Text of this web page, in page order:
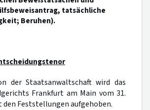
tatsächliche
Beruhen).
der Staatsanwaltschaft wird das
Frankfurt am Main vom 31.
den Feststellungen aufgehoben.